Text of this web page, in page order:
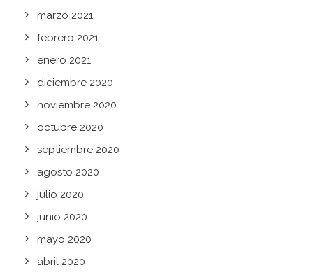
marzo 2021
febrero 2021
enero 2021
diciembre 2020
noviembre 2020
octubre 2020
septiembre 2020
agosto 2020
julio 2020
junio 2020
mayo 2020
abril 2020